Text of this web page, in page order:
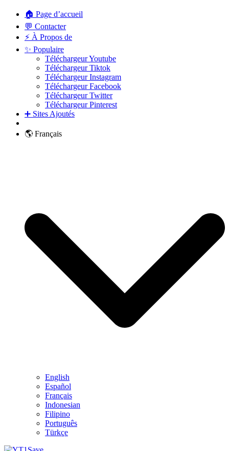
🏠 Page d’accueil
💬 Contacter
⚡ À Propos de
✨ Populaire
Téléchargeur Youtube
Téléchargeur Tiktok
Téléchargeur Instagram
Téléchargeur Facebook
Téléchargeur Twitter
Téléchargeur Pinterest
➕ Sites Ajoutés
🌎 Français
English
Español
Français
Indonesian
Filipino
Português
Türkçe